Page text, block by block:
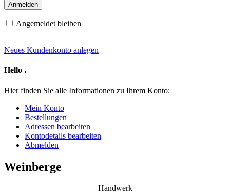
Angemeldet bleiben
Neues Kundenkonto anlegen
Hello .
Hier finden Sie alle Informationen zu Ihrem Konto:
Mein Konto
Bestellungen
Adressen bearbeiten
Kontodetails bearbeiten
Abmelden
Weinberge
Handwerk